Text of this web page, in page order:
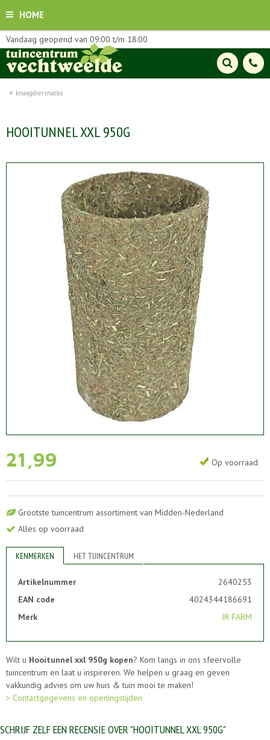
HOME
knaagdiersnacks
Vandaag geopend van 09:00 t/m 18:00
HOOITUNNEL XXL 950G
21 ,99 Op voorraad
Grootste tuincentrum assortiment van Midden-Nederland
Alles op voorraad
KENMERKEN HET TUINCENTRUM
Artikelnummer
2640253
EAN code
4024344186691
Merk
JR FARM
Wilt u Hooitunnel xxl 950g kopen? Kom langs in ons sfeervolle
tuincentrum en laat u inspireren. We helpen u graag en geven
vakkundig advies om uw huis & tuin mooi te maken!
> Contactgegevens en openingstijden
SCHRIJF ZELF EEN RECENSIE OVER "HOOITUNNEL XXL 950G"